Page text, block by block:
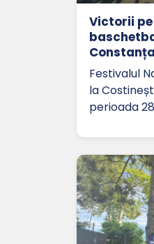
Victorii
Constanța
Festivalul
la
perioada